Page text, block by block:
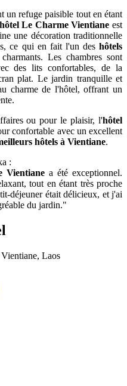
un refuge paisible tout en étant
Le Charme Vientiane est
une décoration traditionnelle
ce qui en fait l'un des hôtels
Les chambres sont
des lits confortables, de la
plat. Le jardin tranquille et
charme de l'hôtel, offrant un
ou pour le plaisir, l'hôtel
confortable avec un excellent
hôtels à Vientiane.
:
Vientiane a été exceptionnel.
tout en étant très proche
déjeuner était délicieux, et j'ai
du jardin."
Laos